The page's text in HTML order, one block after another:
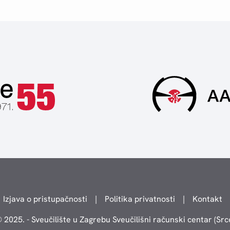
Izjava o pristupačnosti | Politika privatnosti |
Kontakt
2025. - Sveučilište u Zagrebu Sveučilišni računski centar